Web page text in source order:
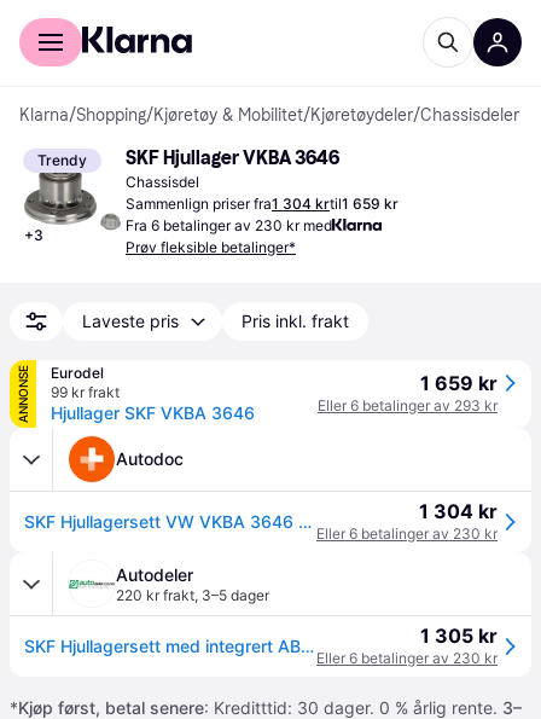
For kunder
Klarna/Shopping/Kjøretøy & Mobilitet/Kjøretøydeler/Chassisdeler
Trendy
+3
SKF Hjullager VKBA 3646
Chassisdel
Sammenlign priser fra1 304 krtil1 659 kr
Fra 6 betalinger av 230 kr med
Prøv fleksible betalinger*
Laveste pris Pris inkl. frakt
ANNONSE
Eurodel
99 kr frakt
Hjullager SKF VKBA 3646
1 659 kr
Eller 6 betalinger av 293 kr
Autodoc
SKF Hjullagersett VW VKBA 3646 VKN601,VKN6021,7H0401611D 7H0401611E,7H0401611H,7H0498611,7L0498611,VKN600 1 304 kr
Eller 6 betalinger av 230 kr
Autodeler
220 kr frakt, 3–5 dager
SKF Hjullagersett med integrert ABS-sensor VKBA 3646 VW 1 305 kr
Eller 6 betalinger av 230 kr
*Kjøp først, betal senere: Kreditttid: 30 dager. 0 % årlig rente. 3–